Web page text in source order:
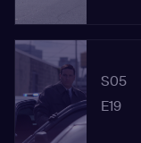
S05
E19